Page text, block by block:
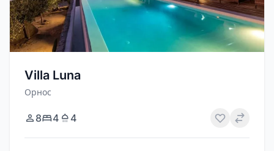
Villa Luna
Орнос
8 4 4